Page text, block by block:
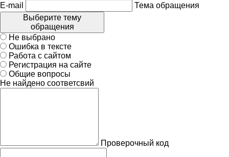
E-mail
Тема обращения
Выберите тему
обращения
Не выбрано
Ошибка в тексте
Работа с сайтом
Регистрация на сайте
Общие вопросы
Не найдено соответсвий
Проверочный код